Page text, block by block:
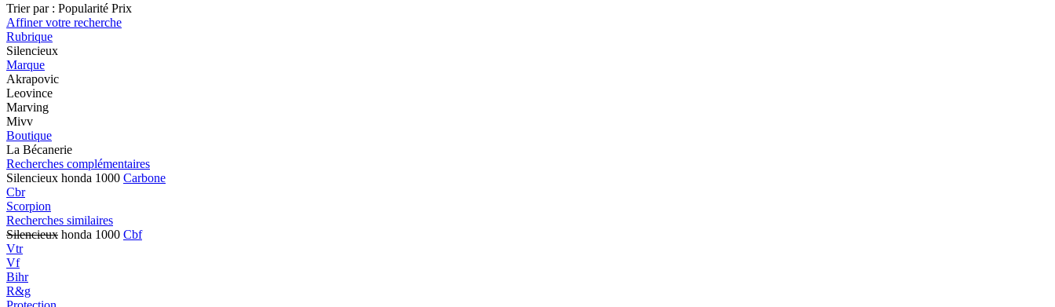
Trier par : Popularité Prix
Affiner votre recherche
Rubrique
Silencieux
Marque
Akrapovic
Leovince
Marving
Mivv
Boutique
La Bécanerie
Recherches complémentaires
Silencieux honda 1000 Carbone
Cbr
Scorpion
Recherches similaires
Silencieux honda 1000 Cbf
Vtr
Vf
Bihr
R&g